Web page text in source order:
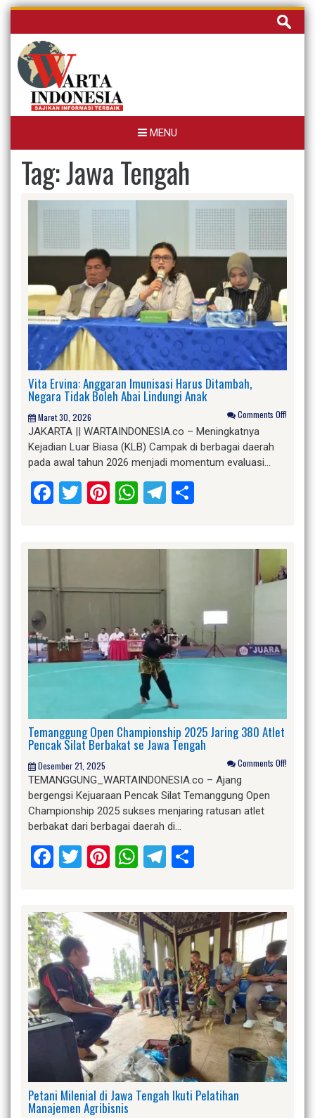
Skip
content
Cari
untuk:
MENU
Tag:Jawa Tengah
Vita Ervina: Anggaran Imunisasi Harus Ditambah,
Negara Tidak Boleh Abai Lindungi Anak
Maret 30, 2026 Comments Off!
JAKARTA || WARTAINDONESIA.co – Meningkatnya
Kejadian Luar Biasa (KLB) Campak di berbagai daerah
pada awal tahun 2026 menjadi momentum evaluasi…
Facebook
Twitter
Pinterest
WhatsApp
Telegram
Temanggung Open Championship 2025 Jaring 380 Atlet
Pencak Silat Berbakat se Jawa Tengah
Desember 21, 2025 Comments Off!
TEMANGGUNG_WARTAINDONESIA.co – Ajang
bergengsi Kejuaraan Pencak Silat Temanggung Open
Championship 2025 sukses menjaring ratusan atlet
berbakat dari berbagai daerah di…
Facebook
Twitter
Pinterest
WhatsApp
Telegram
Petani Milenial di Jawa Tengah Ikuti Pelatihan
Manajemen Agribisnis